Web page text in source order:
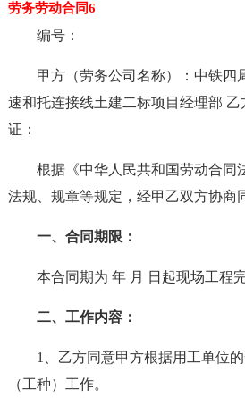
劳务劳动合同6
编号：
甲方（劳务公司名称）：中铁四
速和托连接线土建二标项目经理部
证：
根据《中华人民共和国劳动合同
法规、规章等规定，经甲乙双方协商
一、合同期限：
本合同期为 年 月 日起现场工程
二、工作内容：
1、乙方同意甲方根据用工单位
（工种）工作。